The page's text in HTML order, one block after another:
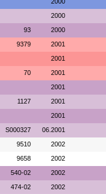
2000
93 2000
9379 2001
2001
70 2001
2001
1127 2001
2001
S000327 06.2001
9510 2002
9658 2002
540-02 2002
474-02 2002